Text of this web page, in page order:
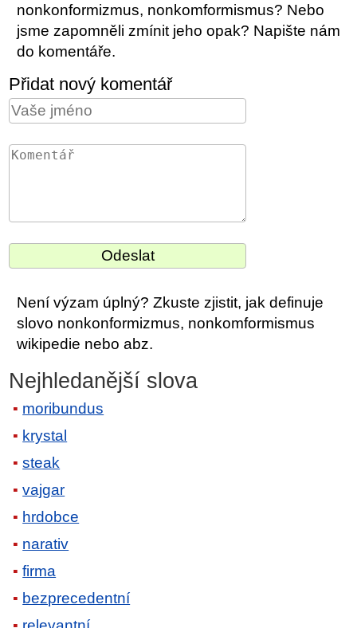
nonkonformizmus, nonkomformismus? Nebo
jsme zapomněli zmínit jeho opak? Napište nám
do komentáře.
Přidat nový komentář
Není výzam úplný? Zkuste zjistit, jak definuje
slovo nonkonformizmus, nonkomformismus
wikipedie nebo abz.
Nejhledanější slova
moribundus
krystal
steak
vajgar
hrdobce
narativ
firma
bezprecedentní